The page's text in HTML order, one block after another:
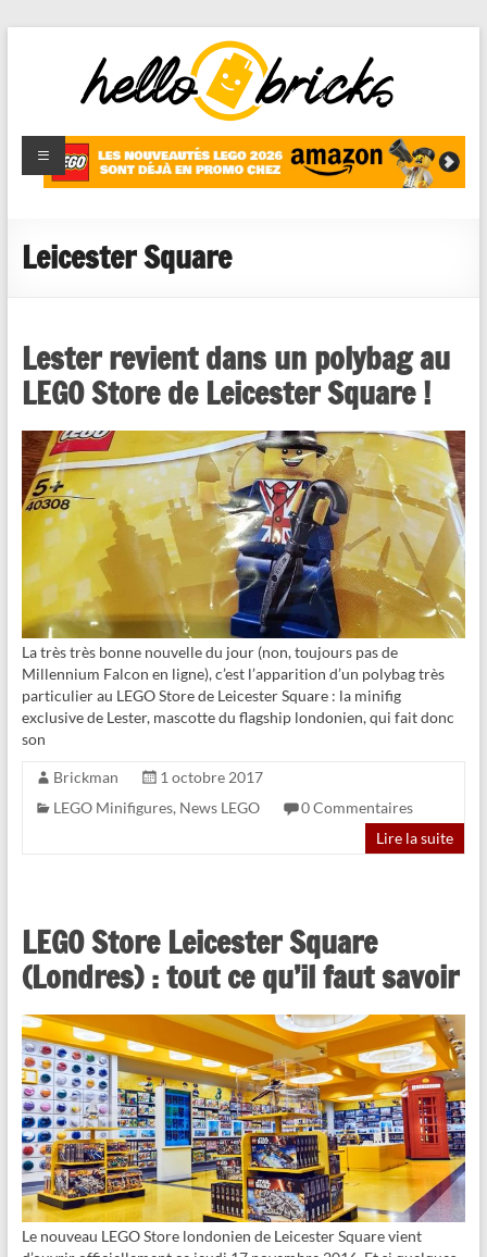
HelloBricks
Blog LEGO,
nouveaut�s
reviews
Leicester Square
Lester revient dans un polybag au
LEGO Store de Leicester Square !
La très très bonne nouvelle du jour (non, toujours pas de
Millennium Falcon en ligne), c’est l’apparition d’un polybag très
particulier au LEGO Store de Leicester Square : la minifig
exclusive de Lester, mascotte du flagship londonien, qui fait donc
son
Brickman
1 octobre 2017
LEGO Minifigures, News LEGO
0 Commentaires
Lire la suite
LEGO Store Leicester Square
(Londres) : tout ce qu’il faut savoir
Le nouveau LEGO Store londonien de Leicester Square vient